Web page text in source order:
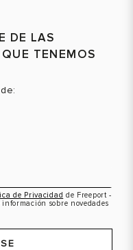
DE LAS
TENEMOS
de Privacidad de Freeport -
sobre novedades